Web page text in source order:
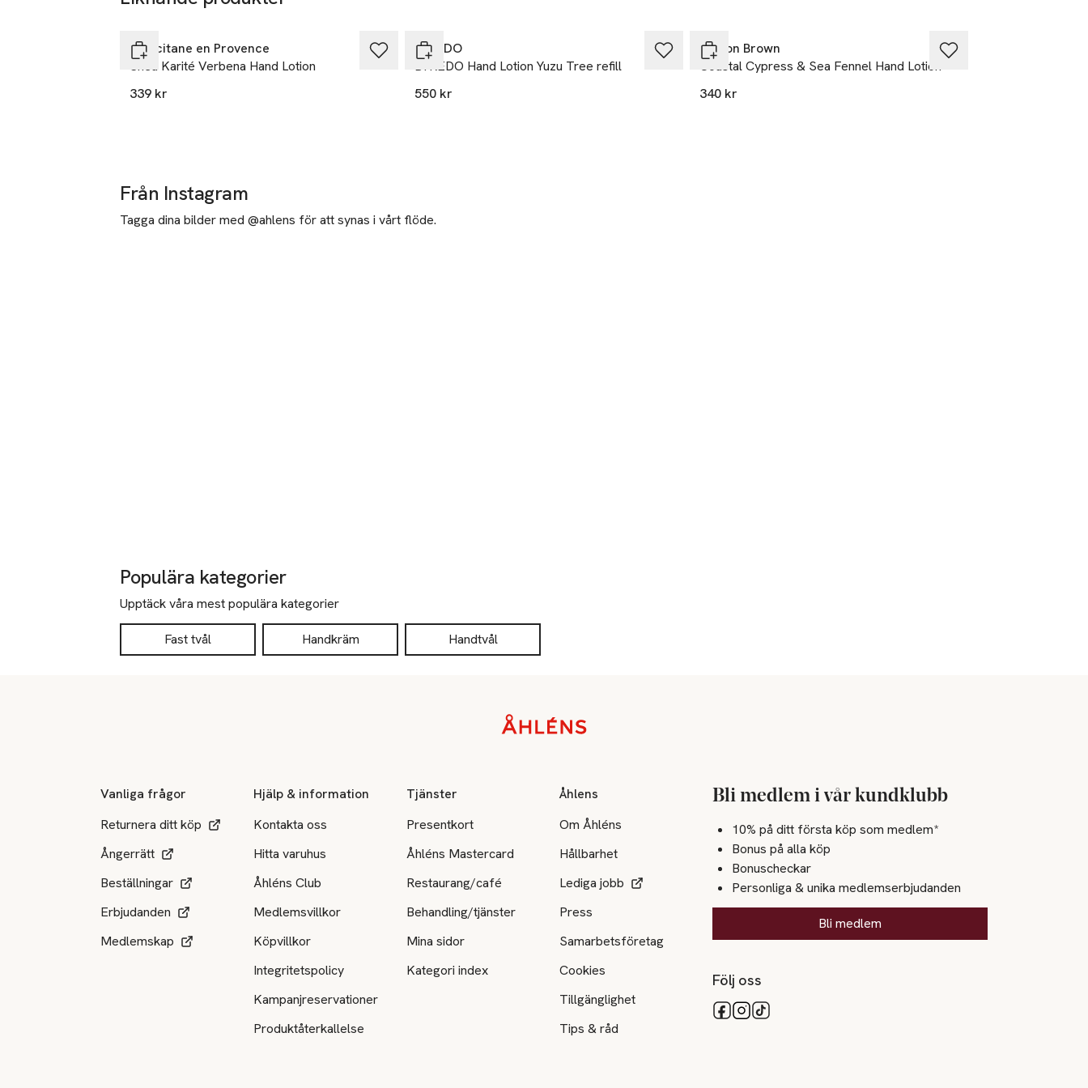
L’Occitane en Provence
Shea Karité Verbena Hand Lotion
339 kr
BYREDO
BYREDO Hand Lotion Yuzu Tree refill
550 kr
Molton Brown
Coastal Cypress & Sea Fennel Hand Lotion
340 kr
Från Instagram
Tagga dina bilder med @ahlens för att synas i vårt flöde.
Populära kategorier
Upptäck våra mest populära kategorier
Fast tvål Handkräm Handtvål
Vanliga frågor
Returnera ditt köp
Ångerrätt
Beställningar
Erbjudanden
Medlemskap
Hjälp & information
Kontakta oss
Hitta varuhus
Åhléns Club
Medlemsvillkor
Köpvillkor
Integritetspolicy
Kampanjreservationer
Produktåterkallelse
Tjänster
Presentkort
Åhléns Mastercard
Restaurang/café
Behandling/tjänster
Mina sidor
Kategori index
Åhlens
Om Åhléns
Hållbarhet
Lediga jobb
Press
Samarbetsföretag
Cookies
Tillgänglighet
Tips & råd
Bli medlem i vår kundklubb
10% på ditt första köp som medlem*
Bonus på alla köp
Bonuscheckar
Personliga & unika medlemserbjudanden
Bli medlem
Följ oss